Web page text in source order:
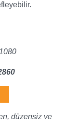
düzensiz ve